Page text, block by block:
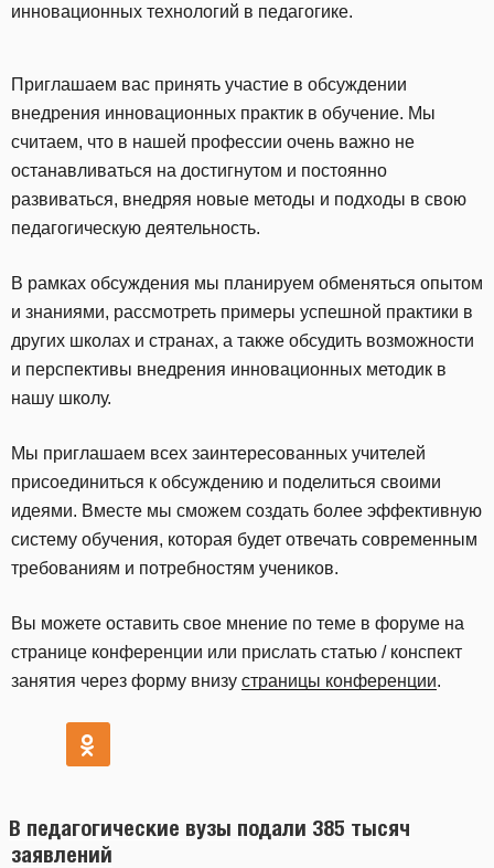
инновационных технологий в педагогике.
Приглашаем вас принять участие в обсуждении
внедрения инновационных практик в обучение. Мы
считаем, что в нашей профессии очень важно не
останавливаться на достигнутом и постоянно
развиваться, внедряя новые методы и подходы в свою
педагогическую деятельность.
В рамках обсуждения мы планируем обменяться опытом
и знаниями, рассмотреть примеры успешной практики в
других школах и странах, а также обсудить возможности
и перспективы внедрения инновационных методик в
нашу школу.
Мы приглашаем всех заинтересованных учителей
присоединиться к обсуждению и поделиться своими
идеями. Вместе мы сможем создать более эффективную
систему обучения, которая будет отвечать современным
требованиям и потребностям учеников.
Вы можете оставить свое мнение по теме в форуме на
странице конференции или прислать статью / конспект
занятия через форму внизу страницы конференции.
В педагогические вузы подали 385 тысяч
заявлений